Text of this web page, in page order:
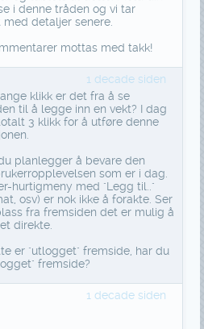
i denne tråden og vi tar
med detaljer senere.
mottas med takk!
1 decade siden
klikk er det fra å se
til å legge inn en vekt? I dag
3 klikk for å utføre denne
planlegger å bevare den
som er i dag.
hurtigmeny med "Legg til.."
osv) er nok ikke å forakte. Ser
fra fremsiden det er mulig å
direkte.
er "utlogget" fremside, har du
fremside?
1 decade siden